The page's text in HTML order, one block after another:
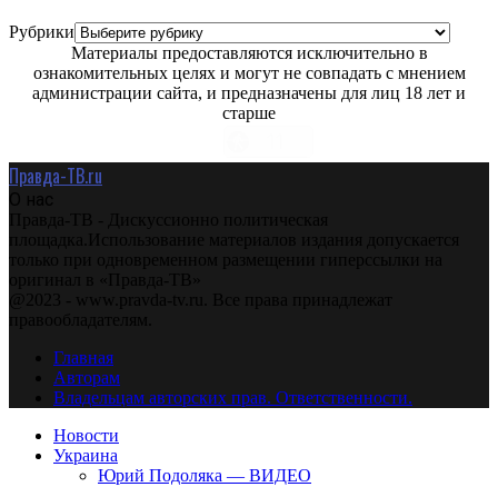
Рубрики
Материалы предоставляются исключительно в
ознакомительных целях и могут не совпадать с мнением
администрации сайта, и предназначены для лиц 18 лет и
старше
Правда-ТВ.ru
О нас
Правда-ТВ - Дискуссионно политическая
площадка.Использование материалов издания допускается
только при одновременном размещении гиперссылки на
оригинал в «Правда-ТВ»
@2023 - www.pravda-tv.ru. Все права принадлежат
правообладателям.
Главная
Авторам
Владельцам авторских прав. Ответственности.
Новости
Украина
Юрий Подоляка — ВИДЕО